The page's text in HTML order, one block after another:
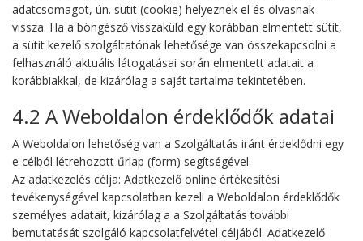
adatcsomagot, ún. sütit (cookie) helyeznek el és olvasnak
vissza. Ha a böngésző visszaküld egy korábban elmentett sütit,
a sütit kezelő szolgáltatónak lehetősége van összekapcsolni a
felhasználó aktuális látogatásai során elmentett adatait a
korábbiakkal, de kizárólag a saját tartalma tekintetében.
4.2 A Weboldalon érdeklődők adatai
A Weboldalon lehetőség van a Szolgáltatás iránt érdeklődni egy
e célból létrehozott űrlap (form) segítségével.
Az adatkezelés célja: Adatkezelő online értékesítési
tevékenységével kapcsolatban kezeli a Weboldalon érdeklődők
személyes adatait, kizárólag a a Szolgáltatás további
bemutatását szolgáló kapcsolatfelvétel céljából. Adatkezelő